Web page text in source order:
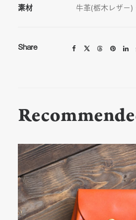
素材
牛革(栃木レザー)
Share